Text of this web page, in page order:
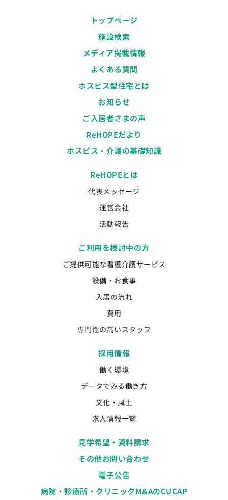
トップページ
施設検索
メディア掲載情報
よくある質問
ホスピス型住宅とは
お知らせ
ご入居者さまの声
ReHOPEだより
ホスピス・介護の基礎知識
ReHOPEとは
代表メッセージ
運営会社
活動報告
ご利用を検討中の方
ご提供可能な看護介護サービス
設備・お食事
入居の流れ
費用
専門性の高いスタッフ
採用情報
働く環境
データでみる働き方
文化・風土
求人情報一覧
見学希望・資料請求
その他お問い合わせ
電子公告
病院・診療所・クリニックM&AのCUCAP